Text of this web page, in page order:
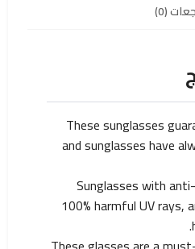
(0)
These sunglasses
and sunglasses have
Sunglasses with
100% harmful UV rays,